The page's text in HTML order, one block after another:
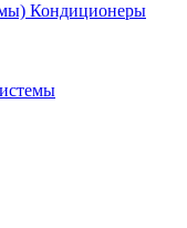
Кондиционеры